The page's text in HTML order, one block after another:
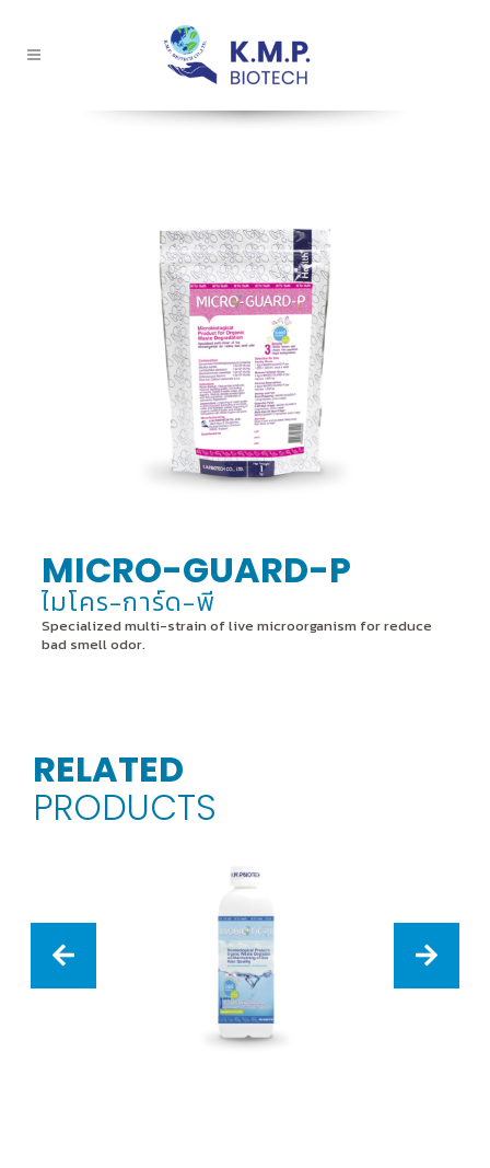
MICRO-GUARD-P
ไมโคร-การ์ด-พี
Specialized multi-strain of live microorganism for reduce
bad smell odor.
RELATED
PRODUCTS